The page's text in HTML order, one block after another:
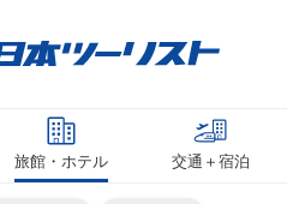
旅館・ホテル 交通＋宿泊